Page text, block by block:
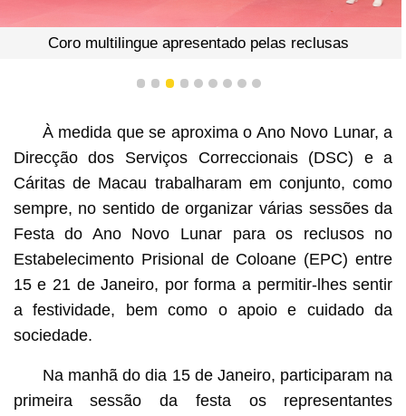
Coro multilingue apresentado pelas reclusas
1 2 3 4 5 6 7 8 9
À medida que se aproxima o Ano Novo Lunar, a
Direcção dos Serviços Correccionais (DSC) e a
Cáritas de Macau trabalharam em conjunto, como
sempre, no sentido de organizar várias sessões da
Festa do Ano Novo Lunar para os reclusos no
Estabelecimento Prisional de Coloane (EPC) entre
15 e 21 de Janeiro, por forma a permitir-lhes sentir
a festividade, bem como o apoio e cuidado da
sociedade.
Na manhã do dia 15 de Janeiro, participaram na
primeira sessão da festa os representantes